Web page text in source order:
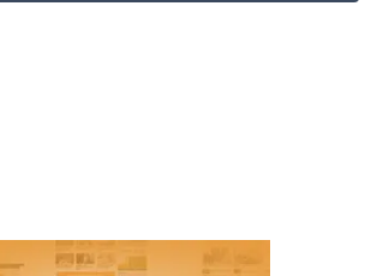
গাঁজাসহ দুইজন মাদক ব্যবসায়ীকে গ্রেফতার